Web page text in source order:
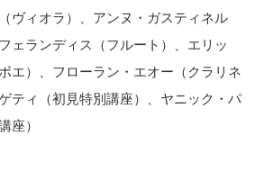
ヴィオラ）、アンヌ・ガスティネル
ェランディス（フルート）、エリッ
エ）、フローラン・エオー（クラリネ
ティ（初見特別講座）、ヤニック・パ
座）